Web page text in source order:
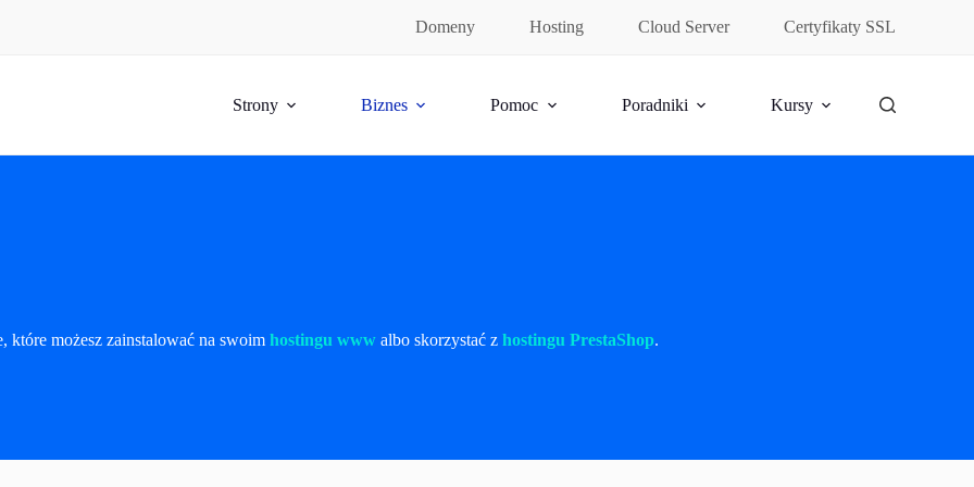
Domeny Hosting Cloud Server Certyfikaty SSL
Strony Biznes Pomoc Poradniki Kursy
które możesz zainstalować na swoim hostingu www albo skorzystać z hostingu PrestaShop.